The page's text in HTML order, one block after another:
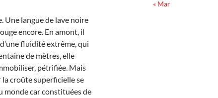
Une langue de lave noire
encore. En amont, il
fluidité extrême, qui
de mètres, elle
pétrifiée. Mais
la croûte superficielle se
monde car constituées de
« Mar